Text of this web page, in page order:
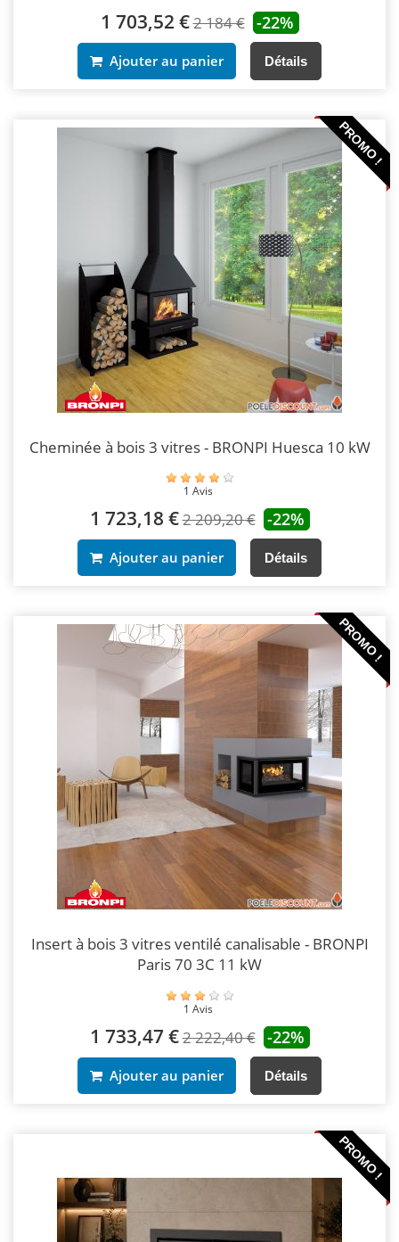
1 703,52 €2 184 € -22%
Ajouter au panier Détails
PROMO !
Cheminée à bois 3 vitres - BRONPI Huesca 10 kW
1 Avis
1 723,18 €2 209,20 € -22%
Ajouter au panier Détails
PROMO !
Insert à bois 3 vitres ventilé canalisable - BRONPI
Paris 70 3C 11 kW
1 Avis
1 733,47 €2 222,40 € -22%
Ajouter au panier Détails
PROMO !